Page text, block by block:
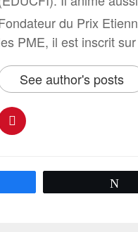
du Prix
PME, il est inscrit
See author's posts